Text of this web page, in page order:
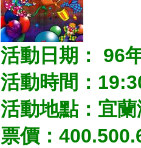
活動日期： 96
活動時間：
活動地點：宜
票價：